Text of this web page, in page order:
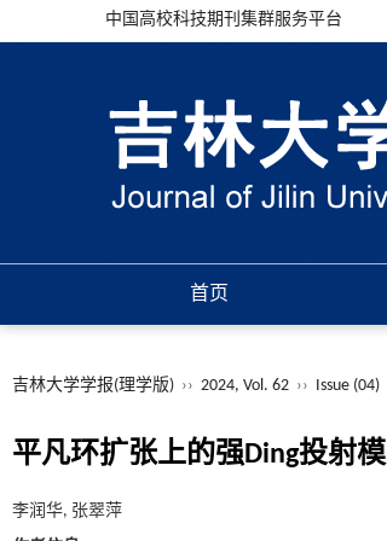
中国高校科技期刊集群服务平台
首页
吉林大学学报(理学版) ›› 2024, Vol. 62 ›› Issue (04)
平凡环扩张上的强Ding投射模
李润华, 张翠萍